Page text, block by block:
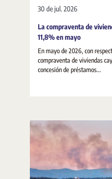
30 de jul. 2026
La compraventa de
11,8% en mayo
En mayo de 2026, con
compraventa de viviendas
concesión de préstamos...